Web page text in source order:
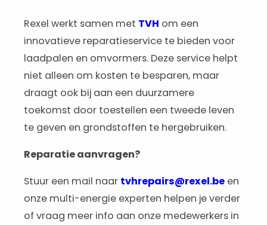
Rexel werkt samen met TVH om een
innovatieve reparatieservice te bieden voor
laadpalen en omvormers. Deze service helpt
niet alleen om kosten te besparen, maar
draagt ook bij aan een duurzamere
toekomst door toestellen een tweede leven
te geven en grondstoffen te hergebruiken.
Reparatie aanvragen?
Stuur een mail naar tvhrepairs@rexel.be en
onze multi-energie experten helpen je verder
of vraag meer info aan onze medewerkers in